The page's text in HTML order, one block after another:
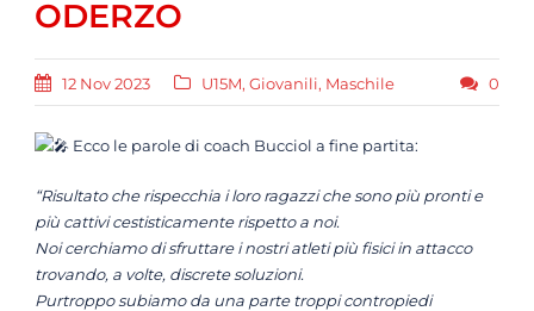
ODERZO
12 Nov 2023 U15M, Giovanili, Maschile 0
Ecco le parole di coach Bucciol a fine partita:
“Risultato che rispecchia i loro ragazzi che sono più pronti e
più cattivi cestisticamente rispetto a noi.
Noi cerchiamo di sfruttare i nostri atleti più fisici in attacco
trovando, a volte, discrete soluzioni.
Purtroppo subiamo da una parte troppi contropiedi